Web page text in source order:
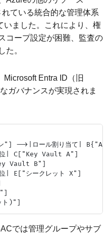
れている統合的な管理体系
いました。これにより、権
コープ設定が困難、監査の
た。
Entra ID（旧
ガバナンスが実現されま
"] -->|ロール割り当て|
| C["Key Vault A"]
Vault B"]
| E["シークレット X"]
では管理グループやサブ